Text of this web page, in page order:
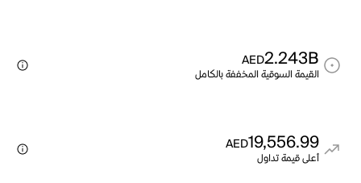
2.243B
AED
القيمة السوقية المخففة بالكامل
19,556.99
AED
أعلى قيمة تداول